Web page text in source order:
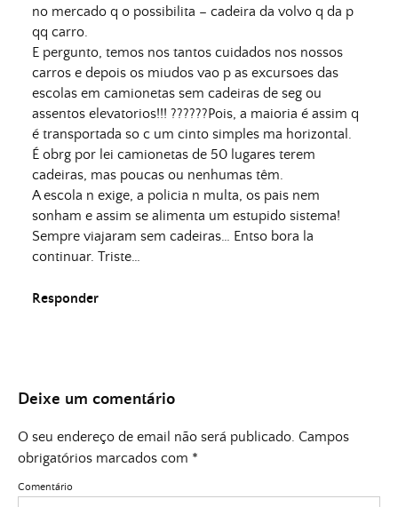
no mercado q o possibilita – cadeira da volvo q da p
qq carro.
E pergunto, temos nos tantos cuidados nos nossos
carros e depois os miudos vao p as excursoes das
escolas em camionetas sem cadeiras de seg ou
assentos elevatorios!!! ??????Pois, a maioria é assim q
é transportada so c um cinto simples ma horizontal.
É obrg por lei camionetas de 50 lugares terem
cadeiras, mas poucas ou nenhumas têm.
A escola n exige, a policia n multa, os pais nem
sonham e assim se alimenta um estupido sistema!
Sempre viajaram sem cadeiras… Entso bora la
continuar. Triste…
Responder
Deixe um comentário
O seu endereço de email não será publicado. Campos
obrigatórios marcados com *
Comentário